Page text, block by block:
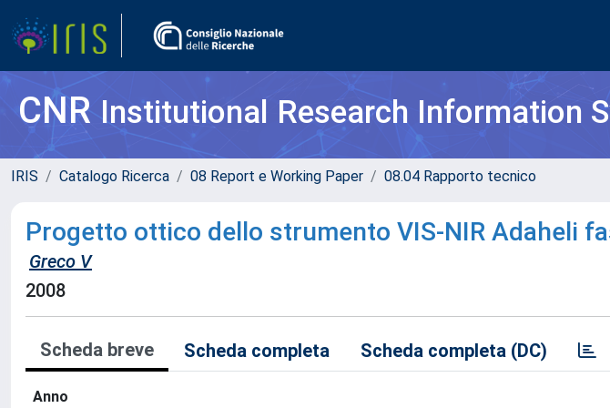
CNRInstitutional Research Information
IRIS Catalogo Ricerca 08 Report e Working Paper 08.04 Rapporto tecnico
Progetto ottico dello strumento VIS-NIR Adaheli
Greco V
2008
Scheda breve Scheda completa Scheda completa (DC)
Anno